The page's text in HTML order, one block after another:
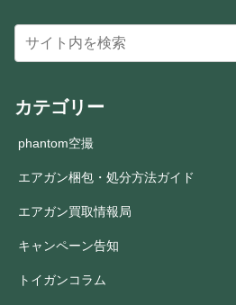
カテゴリー
phantom空撮
エアガン梱包・処分方法ガイド
エアガン買取情報局
キャンペーン告知
トイガンコラム